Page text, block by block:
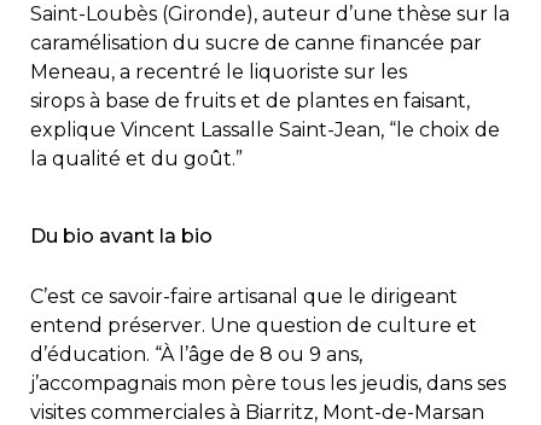
Saint-Loubès (Gironde), auteur d’une thèse sur la
caramélisation du sucre de canne financée par
Meneau, a recentré le liquoriste sur les
sirops à base de fruits et de plantes en faisant,
explique Vincent Lassalle Saint-Jean, “le choix de
la qualité et du goût.”
Du bio avant la bio
C’est ce savoir-faire artisanal que le dirigeant
entend préserver. Une question de culture et
d’éducation. “À l’âge de 8 ou 9 ans,
j’accompagnais mon père tous les jeudis, dans ses
visites commerciales à Biarritz, Mont-de-Marsan